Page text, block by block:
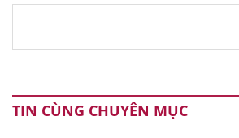
TIN CÙNG CHUYÊN MỤC